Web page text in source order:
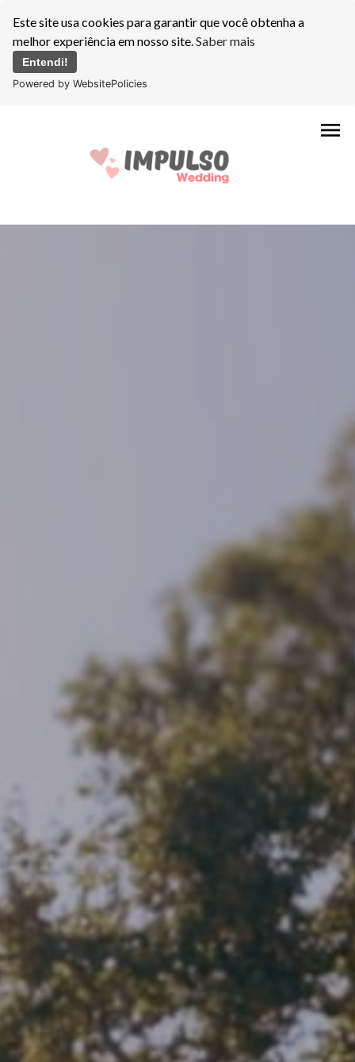
Este site usa cookies para garantir que você obtenha a
melhor experiência em nosso site.Saber mais
Entendi!
Powered by WebsitePolicies
menu